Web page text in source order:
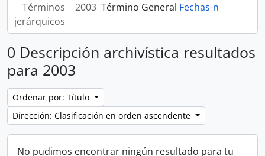
Términos
jerárquicos
2003 Término General Fechas-n
0 Descripción archivística resultados
para 2003
Ordenar por: Título
Dirección: Clasificación en orden ascendente
No pudimos encontrar ningún resultado para tu